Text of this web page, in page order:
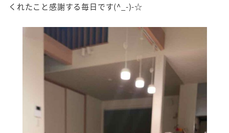
くれたこと感謝する毎日です(^_-)-☆